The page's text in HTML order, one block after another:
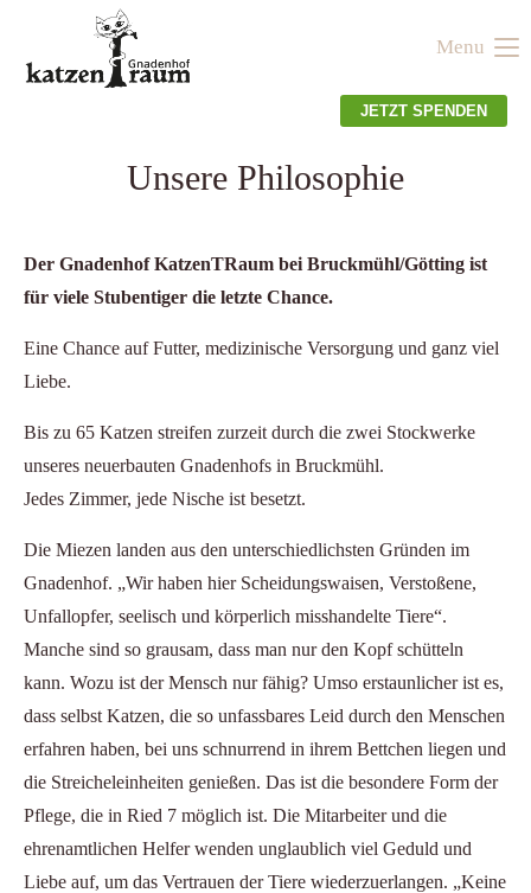
Der Eintrag "offcanvas-col1" existiert leider nicht.
Menu
JETZT SPENDEN
Unsere Philosophie
Der Gnadenhof KatzenTRaum bei Bruckmühl/Götting ist
für viele Stubentiger die letzte Chance.
Eine Chance auf Futter, medizinische Versorgung und ganz viel
Liebe.
Bis zu 65 Katzen streifen zurzeit durch die zwei Stockwerke
unseres neuerbauten Gnadenhofs in Bruckmühl.
Jedes Zimmer, jede Nische ist besetzt.
Die Miezen landen aus den unterschiedlichsten Gründen im
Gnadenhof. „Wir haben hier Scheidungswaisen, Verstoßene,
Unfallopfer, seelisch und körperlich misshandelte Tiere“.
Manche sind so grausam, dass man nur den Kopf schütteln
kann. Wozu ist der Mensch nur fähig? Umso erstaunlicher ist es,
dass selbst Katzen, die so unfassbares Leid durch den Menschen
erfahren haben, bei uns schnurrend in ihrem Bettchen liegen und
die Streicheleinheiten genießen. Das ist die besondere Form der
Pflege, die in Ried 7 möglich ist. Die Mitarbeiter und die
ehrenamtlichen Helfer wenden unglaublich viel Geduld und
Liebe auf, um das Vertrauen der Tiere wiederzuerlangen. „Keine